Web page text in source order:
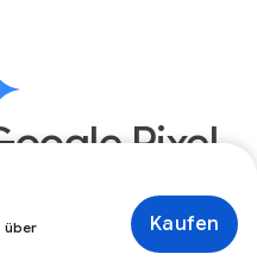
über
Kaufen
Pixel
in Pixel Smartphones
Pixel 10 Pro oder
du ein Jahr lang neue und